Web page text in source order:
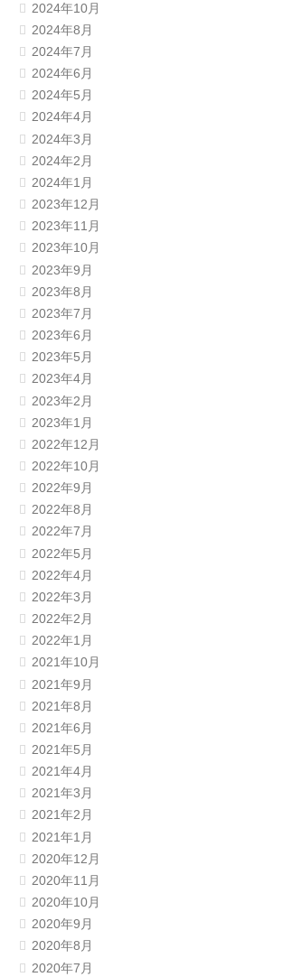
2024年10月
2024年8月
2024年7月
2024年6月
2024年5月
2024年4月
2024年3月
2024年2月
2024年1月
2023年12月
2023年11月
2023年10月
2023年9月
2023年8月
2023年7月
2023年6月
2023年5月
2023年4月
2023年2月
2023年1月
2022年12月
2022年10月
2022年9月
2022年8月
2022年7月
2022年5月
2022年4月
2022年3月
2022年2月
2022年1月
2021年10月
2021年9月
2021年8月
2021年6月
2021年5月
2021年4月
2021年3月
2021年2月
2021年1月
2020年12月
2020年11月
2020年10月
2020年9月
2020年8月
2020年7月